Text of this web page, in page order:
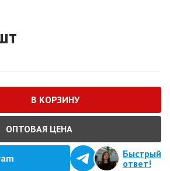
ОПТОВАЯ ЦЕНА
Быстрый
ответ!